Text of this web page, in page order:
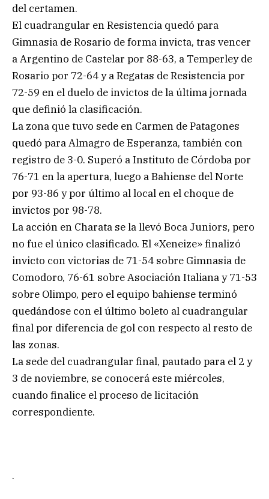
del certamen.
El cuadrangular en Resistencia quedó para
Gimnasia de Rosario de forma invicta, tras vencer
a Argentino de Castelar por 88-63, a Temperley de
Rosario por 72-64 y a Regatas de Resistencia por
72-59 en el duelo de invictos de la última jornada
que definió la clasificación.
La zona que tuvo sede en Carmen de Patagones
quedó para Almagro de Esperanza, también con
registro de 3-0. Superó a Instituto de Córdoba por
76-71 en la apertura, luego a Bahiense del Norte
por 93-86 y por último al local en el choque de
invictos por 98-78.
La acción en Charata se la llevó Boca Juniors, pero
no fue el único clasificado. El «Xeneize» finalizó
invicto con victorias de 71-54 sobre Gimnasia de
Comodoro, 76-61 sobre Asociación Italiana y 71-53
sobre Olimpo, pero el equipo bahiense terminó
quedándose con el último boleto al cuadrangular
final por diferencia de gol con respecto al resto de
las zonas.
La sede del cuadrangular final, pautado para el 2 y
3 de noviembre, se conocerá este miércoles,
cuando finalice el proceso de licitación
correspondiente.
.